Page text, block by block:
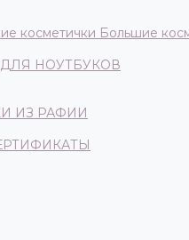
косметички Большие
НОУТБУКОВ
ИЗ РАФИИ